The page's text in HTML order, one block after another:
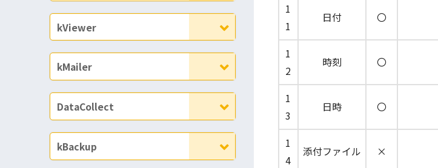
kViewer
kMailer
DataCollect
kBackup
1
1
日付 〇
1
2
時刻 〇
1
3
日時 〇
1
4
添付ファイル ×